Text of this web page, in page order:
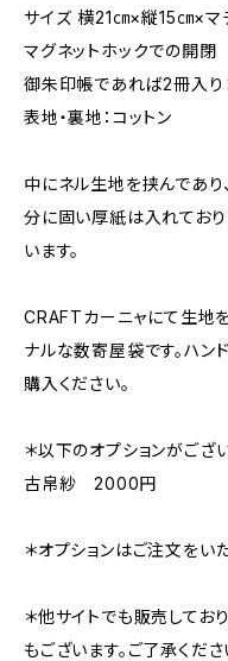
サイズ 横21㎝×縦15㎝×
マグネットホックでの開閉
御朱印帳であれば2冊入り
表地・裏地：コットン
中にネル生地を挟んであり
分に固い厚紙は入れており
います。
CRAFTカーニャにて生地
ナルな数寄屋袋です。ハン
購入ください。
＊以下のオプションがござい
古帛紗 2000円
＊オプションはご注文をい
＊他サイトでも販売してお
もございます。ご了承くださ